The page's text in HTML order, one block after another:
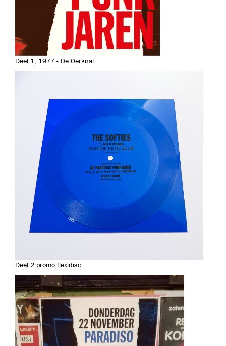
Deel 1, 1977 - De Oerknal
Deel 2 promo flexidisc